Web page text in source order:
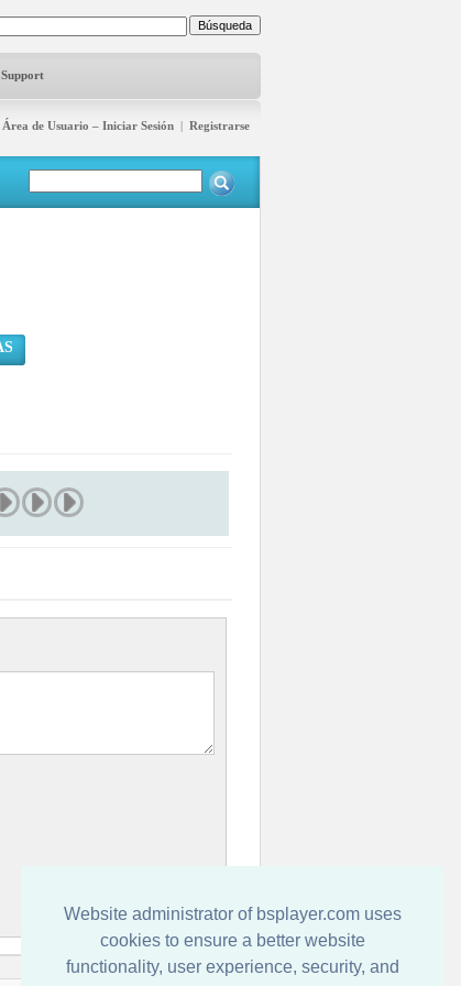
Website administrator of bsplayer.com uses
cookies to ensure a better website
functionality, user experience, security, and
Support
Área de Usuario – Iniciar Sesión | Registrarse